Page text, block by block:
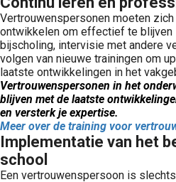
Vertrouwenspersonen moeten
ontwikkelen om effectief te blijven
bijscholing, intervisie met andere
volgen van nieuwe trainingen om
laatste ontwikkelingen in het
Vertrouwenspersonen in het
blijven met de laatste
en versterk je expertise.
Meer over de training voor
Implementatie van het
school
Een vertrouwenspersoon is